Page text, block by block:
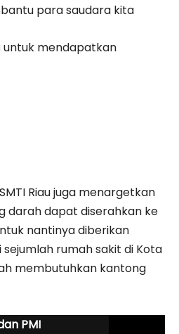
para saudara kita
mendapatkan
Riau juga menargetkan
darah dapat diserahkan ke
nantinya diberikan
rumah sakit di Kota
membutuhkan kantong
PMI